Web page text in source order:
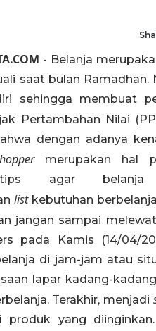
- Belanja
saat bulan
sehingga membuat
Pertambahan Nilai
dengan adanya
merupakan hal
tips agar
listkebutuhan
jangan sampai
pada Kamis (14/04/
di jam-jam atau
lapar kadang-
Terakhir, menjadi
produk yang